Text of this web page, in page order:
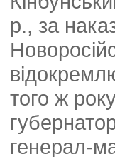
р., за
того ж
генерал-